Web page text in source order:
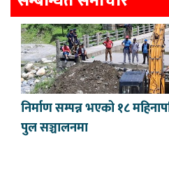
निर्माण सम्पन्न भएको १८
पुल सञ्चालनमा